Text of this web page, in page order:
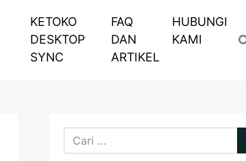
KETOKO
DESKTOP
SYNC
FAQ
DAN
ARTIKEL
HUBUNGI
KAMI